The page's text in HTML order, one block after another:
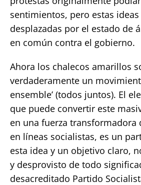
sentimientos, pero estas
desplazadas por el estado de
en común contra el gobierno.
Ahora los chalecos amarillos
verdaderamente un
ensemble’ (todos juntos). El
que puede convertir este
en una fuerza transformadora
en líneas socialistas, es un
esta idea y un objetivo claro,
y desprovisto de todo
desacreditado Partido